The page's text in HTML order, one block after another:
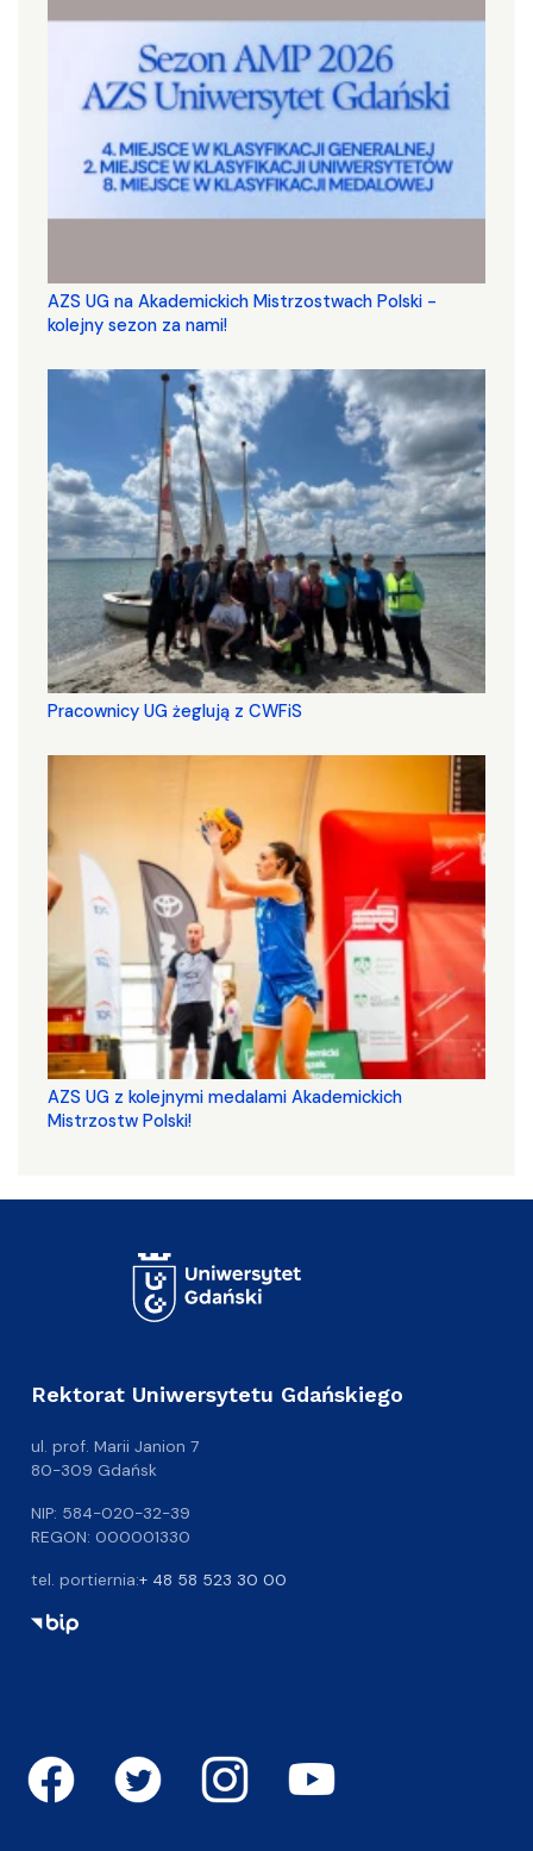
AZS UG na Akademickich Mistrzostwach Polski -
kolejny sezon za nami!
Pracownicy UG żeglują z CWFiS
AZS UG z kolejnymi medalami Akademickich
Mistrzostw Polski!
Rektorat Uniwersytetu Gdańskiego
ul. prof. Marii Janion 7
80-309 Gdańsk
NIP: 584-020-32-39
REGON: 000001330
tel. portiernia:+ 48 58 523 30 00